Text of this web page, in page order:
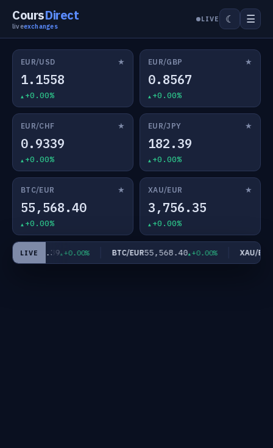
CoursDirect
liveexchanges
LIVE ☾ ☰
EUR/USD ★
1.1558
+0.00%
EUR/GBP ★
0.8567
+0.00%
EUR/CHF ★
0.9339
+0.00%
EUR/JPY ★
182.39
+0.00%
BTC/EUR ★
55,568.40
+0.00%
XAU/EUR ★
3,756.35
+0.00%
LIVE
JPY182.39 +0.00% BTC/EUR55,568.40 +0.00% XAU/EUR